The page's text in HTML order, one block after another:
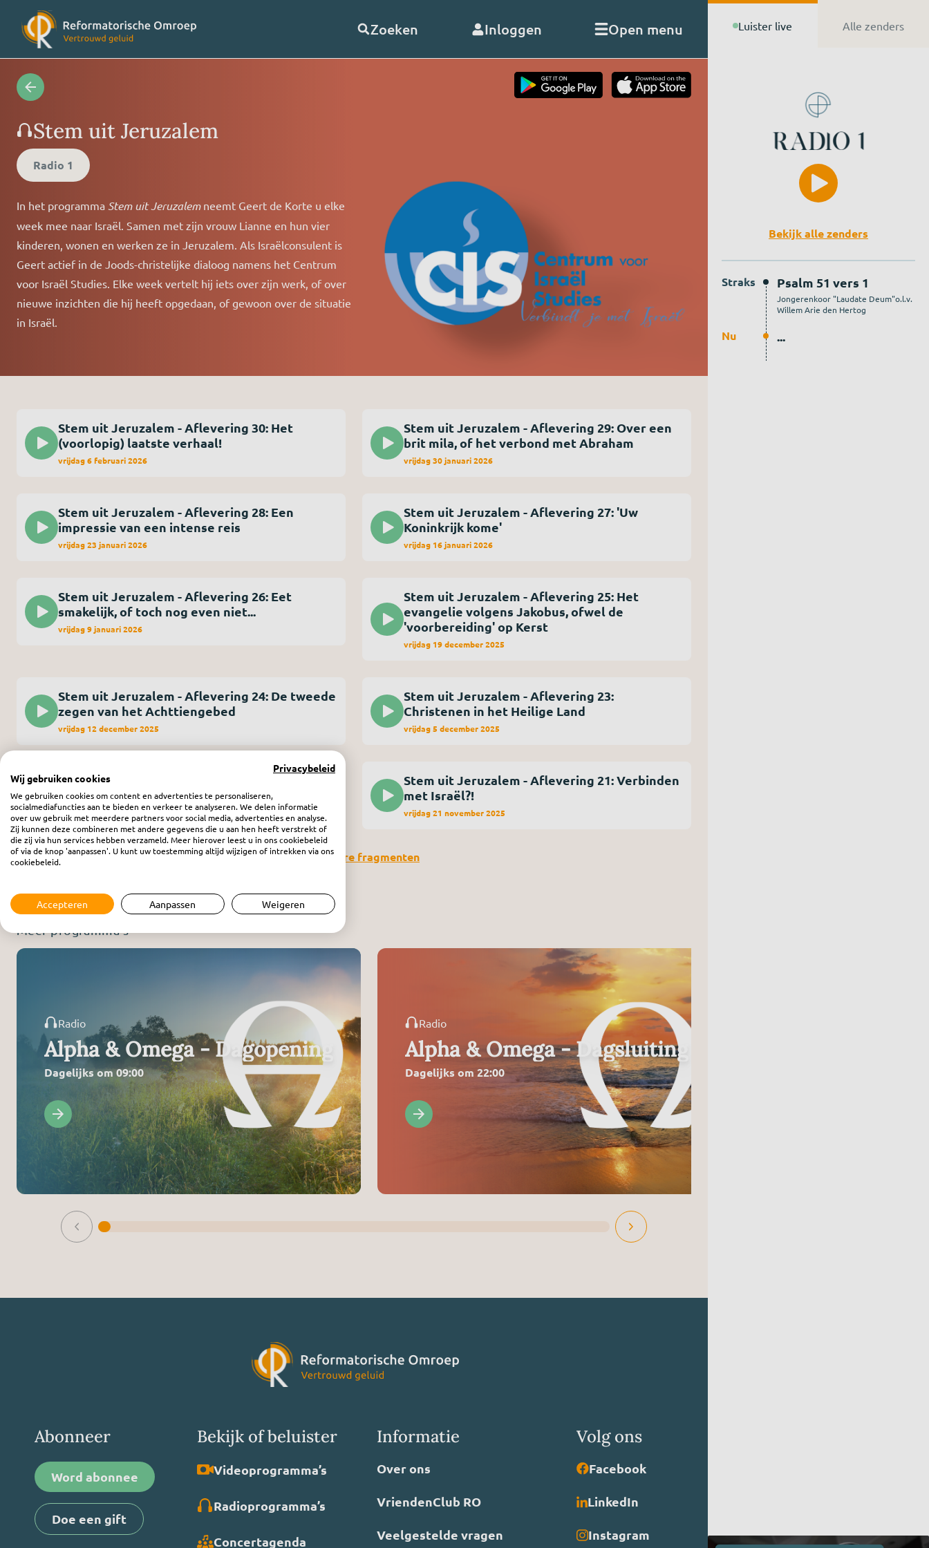
Zoeken Inloggen Open menu
Videoprogramma’s
Concertagenda
RO nieuws
VriendenClub RO
Contact opnemen
RO. En met uw hulp kunnen wij
doorgaan!
Bekijk de voordelen
Stem uit Jeruzalem
Radio 1
In het programma Stem uit Jeruzalem neemt Geert de Korte u elke
week mee naar Israël. Samen met zijn vrouw Lianne en hun vier
kinderen, wonen en werken ze in Jeruzalem. Als Israëlconsulent is
Geert actief in de Joods-christelijke dialoog namens het Centrum
voor Israël Studies. Elke week vertelt hij iets over zijn werk, of over
nieuwe inzichten die hij heeft opgedaan, of gewoon over de situatie
in Israël.
Stem uit Jeruzalem - Aflevering 30: Het
(voorlopig) laatste verhaal!
vrijdag 6 februari 2026
Stem uit Jeruzalem - Aflevering 29: Over een
brit mila, of het verbond met Abraham
vrijdag 30 januari 2026
Stem uit Jeruzalem - Aflevering 28: Een
impressie van een intense reis
vrijdag 23 januari 2026
Stem uit Jeruzalem - Aflevering 27: 'Uw
Koninkrijk kome'
vrijdag 16 januari 2026
Stem uit Jeruzalem - Aflevering 26: Eet
smakelijk, of toch nog even niet...
vrijdag 9 januari 2026
Stem uit Jeruzalem - Aflevering 25: Het
evangelie volgens Jakobus, ofwel de
'voorbereiding' op Kerst
vrijdag 19 december 2025
Stem uit Jeruzalem - Aflevering 24: De tweede
zegen van het Achttiengebed
vrijdag 12 december 2025
Stem uit Jeruzalem - Aflevering 23:
Christenen in het Heilige Land
vrijdag 5 december 2025
Stem uit Jeruzalem - Aflevering 22: 'In onze
tijd...'
vrijdag 28 november 2025
Stem uit Jeruzalem - Aflevering 21: Verbinden
met Israël?!
vrijdag 21 november 2025
Toon oudere fragmenten
Meer programma’s
Radio
Alpha & Omega - Dagopening
Dagelijks om 09:00
Radio
Alpha & Omega - Dagsluiting
Dagelijks om 22:00
Abonneer
Word abonnee
Doe een gift
Bekijk of beluister
Video­programma’s
Radio­programma’s
Concertagenda
Informatie
Over ons
VriendenClub RO
Veelgestelde vragen
Volg ons
Facebook
LinkedIn
Instagram
Luister live Alle zenders
Bekijk alle zenders
Straks Psalm 51 vers 1
Jongerenkoor "Laudate Deum"o.l.v.
Willem Arie den Hertog
Nu ...
Privacybeleid
Wij gebruiken cookies
We gebruiken cookies om content en advertenties te personaliseren,
socialmediafuncties aan te bieden en verkeer te analyseren. We delen informatie
over uw gebruik met meerdere partners voor social media, advertenties en analyse.
Zij kunnen deze combineren met andere gegevens die u aan hen heeft verstrekt of
die zij via hun services hebben verzameld. Meer hierover leest u in ons cookiebeleid
of via de knop 'aanpassen'. U kunt uw toestemming altijd wijzigen of intrekken via ons
cookiebeleid.
Accepteren Aanpassen Weigeren